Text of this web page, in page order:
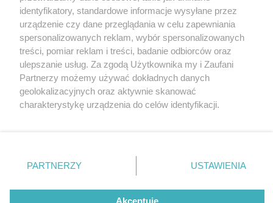
1 / 0
Nie zapomnij
zapoznać się z:
polityką prywatności regulamin korzystania z portali
Twojemiasto
Piekary Śląskie
Chorzów
Tarnowskie Góry
Gliwice
Skontakuj sięz nami
Kontakt
Wydawca
Redakcja
identyfikatory, standardowe informacje wysyłane przez
urządzenie czy dane przeglądania w celu zapewniania
spersonalizowanych reklam, wybór spersonalizowanych
treści, pomiar reklam i treści, badanie odbiorców oraz
ulepszanie usług. Za zgodą Użytkownika my i Zaufani
Partnerzy możemy używać dokładnych danych
geolokalizacyjnych oraz aktywnie skanować
charakterystykę urządzenia do celów identyfikacji.
zmienić/wycofać klikając przycisk ustawień prywatności
znajdujący się w lewym dolnym rogu strony
rodzaje przetwarzania danych nie wymagają zgody
użytkownika, ale masz prawo sprzeciwić się takiemu
PARTNERZY USTAWIENIA
Akceptuję